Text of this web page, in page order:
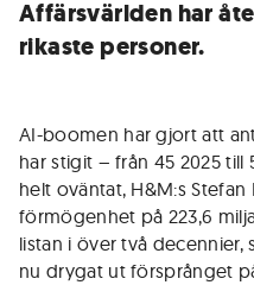
Affärsvärlden har
rikaste personer.
AI-boomen har gjort att
har stigit – från 45 2025 till
helt oväntat, H&M:s Stefan
förmögenhet på 223,6
listan i över två decennier,
nu drygat ut försprånget